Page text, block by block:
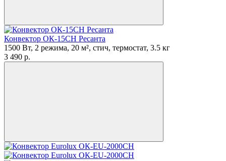
Конвектор ОК-15СН Ресанта
1500 Вт, 2 режима, 20 м², стич, термостат, 3.5 кг
3 490 p.